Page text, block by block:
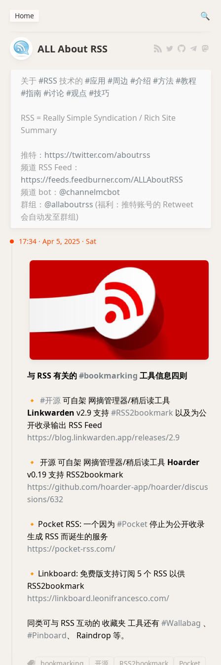
ALL About RSS
关于 #RSS 技术的 #应用 #周边 #介绍 #方法#教程
#指南#讨论 #观点 #技巧
RSS = Really Simple Syndication / Rich Site
Summary
推特： https://twitter.com/aboutrss
频道 RSS Feed：
https://feeds.feedburner.com/ALLAboutRSS
频道 bot： @channelmcbot
群组： @allaboutrss (福利：推特账号的 Retweet
会自动发至群组)
17:34 · Apr 5, 2025 · Sat
与 RSS 有关的#bookmarking 工具信息四则
🔸 #开源可自架 网摘管理器/稍后读工具
Linkwarden v2.9 支持#RSS2bookmark 以及为公
开收录输出 RSS Feed
https://blog.linkwarden.app/releases/2.9
🔸 开源 可自架 网摘管理器/稍后读工具 Hoarder
v0.19 支持 RSS2bookmark
https://github.com/hoarder-app/hoarder/discus
sions/632
🔸 Pocket RSS: 一个因为 #Pocket停止为公开收录
生成 RSS 而诞生的服务
https://pocket-rss.com/
🔸 Linkboard: 免费版支持订阅 5 个 RSS 以供
RSS2bookmark
https://linkboard.leonifrancesco.com/
同类可与 RSS 互动的 收藏夹 工具还有#Wallabag 、
#Pinboard、 Raindrop 等。
Home